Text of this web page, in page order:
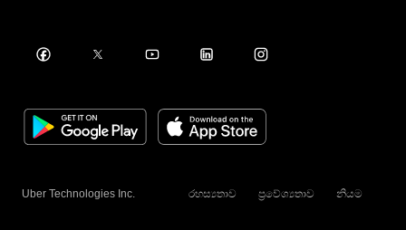
Uber Technologies Inc. රහස්‍යතාව ප්‍රවේශ්‍යතාව නියම